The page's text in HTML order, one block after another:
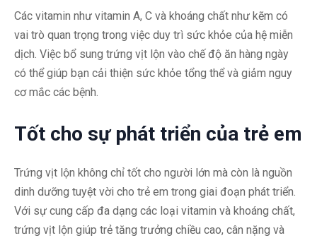
Các vitamin như vitamin A, C và khoáng chất như kẽm có
vai trò quan trọng trong việc duy trì sức khỏe của hệ miễn
dịch. Việc bổ sung trứng vịt lộn vào chế độ ăn hàng ngày
có thể giúp bạn cải thiện sức khỏe tổng thể và giảm nguy
cơ mắc các bệnh.
Tốt cho sự phát triển của trẻ em
Trứng vịt lộn không chỉ tốt cho người lớn mà còn là nguồn
dinh dưỡng tuyệt vời cho trẻ em trong giai đoạn phát triển.
Với sự cung cấp đa dạng các loại vitamin và khoáng chất,
trứng vịt lộn giúp trẻ tăng trưởng chiều cao, cân nặng và